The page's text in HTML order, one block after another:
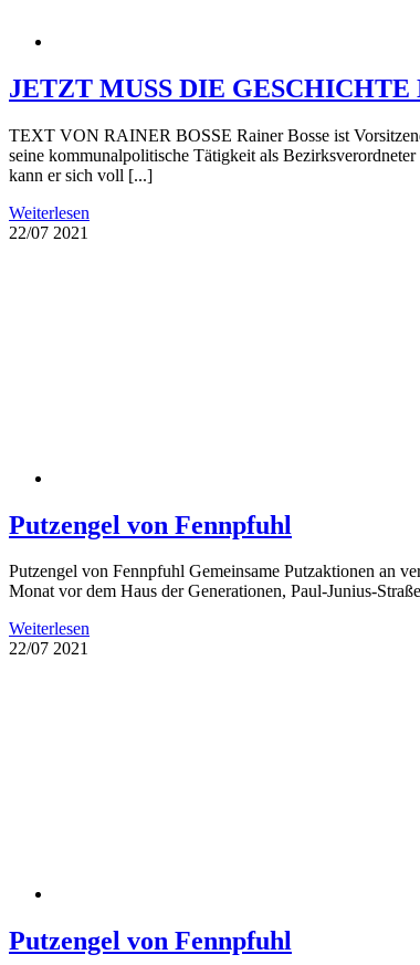
JETZT MUSS DIE
TEXT VON RAINER BOSSE Rainer Bosse ist
seine kommunalpolitische Tätigkeit als
kann er sich voll [...]
Weiterlesen
22/07 2021
Putzengel von Fennpfuhl
Putzengel von Fennpfuhl Gemeinsame Putzaktionen an
Monat vor dem Haus der Generationen, Paul-Junius-
Weiterlesen
22/07 2021
Putzengel von Fennpfuhl